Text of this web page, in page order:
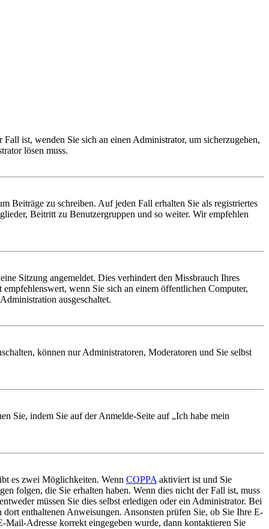
ist, wenden Sie sich an einen Administrator, um sicherzugehen,
lösen muss.
Beiträge zu schreiben. Auf jeden Fall erhalten Sie als registriertes
Beitritt zu Benutzergruppen und so weiter. Wir empfehlen
Sitzung angemeldet. Dies verhindert den Missbrauch Ihres
wenn Sie sich an einem öffentlichen Computer,
ausgeschaltet.
können nur Administratoren, Moderatoren und Sie selbst
Sie, indem Sie auf der Anmelde-Seite auf „Ich habe mein
es zwei Möglichkeiten. Wenn COPPA aktiviert ist und Sie
folgen, die Sie erhalten haben. Wenn dies nicht der Fall ist, muss
müssen Sie dies selbst erledigen oder ein Administrator. Bei
enthaltenen Anweisungen. Ansonsten prüfen Sie, ob Sie Ihre E-
Adresse korrekt eingegeben wurde, dann kontaktieren Sie